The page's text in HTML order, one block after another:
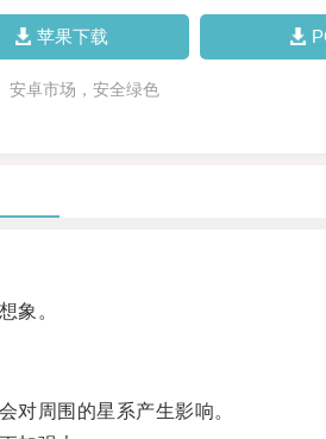
苹果下载
安卓市场，安全绿色
象。
周围的星系产生影响。